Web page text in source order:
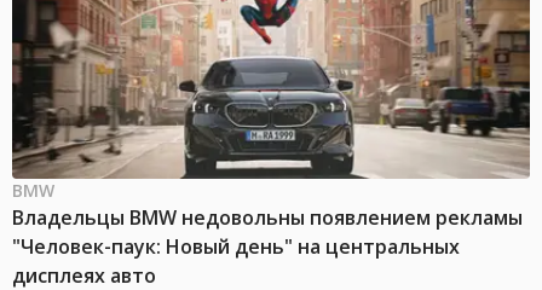
BMW
Владельцы BMW недовольны появлением рекламы
"Человек-паук: Новый день" на центральных
дисплеях авто